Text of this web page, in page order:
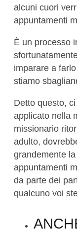
alcuni cuori
appuntamenti
È un processo
imparare a
stiamo
Detto questo,
applicato nella
missionario
adulto,
grandemente
appuntamenti
da parte dei
qualcuno voi